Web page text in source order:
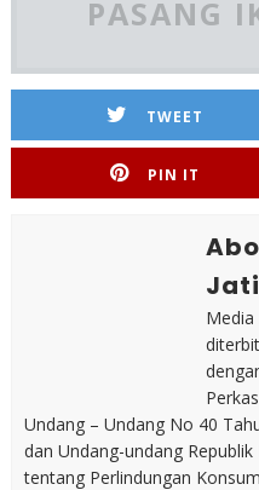
PASANG
TWEET
PIN IT
Undang – Undang No 40
dan Undang-undang
tentang Perlindungan